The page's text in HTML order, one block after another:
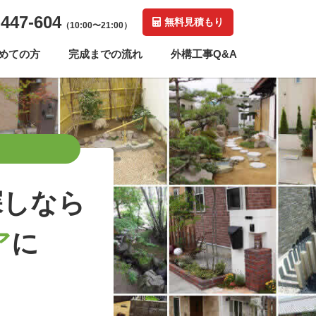
604（10:00〜21:00） 無料見積もり
ての方 完成までの流れ 外構工事Q&A
なら
に